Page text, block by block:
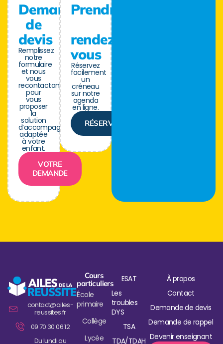
Demande
de
devis
Remplissez
notre
formulaire
et nous
vous
recontactons
pour
vous
proposer
la
solution
d’accompagnement
adaptée
à votre
enfant.
VOTRE
DEMANDE
Prendre
rendez-
vous
Réservez
facilement
un
créneau
sur notre
agenda
en ligne.
RÉSERVER
contact@ailes-
reussites.fr
09 70 30 06 12
Du lundi au
Cours
particuliers
École
primaire
Collège
Lycée
ESAT
Les
troubles
DYS
TSA
TDA/TDAH
À propos
Contact
Demande de devis
Demande de rappel
Devenir enseignant